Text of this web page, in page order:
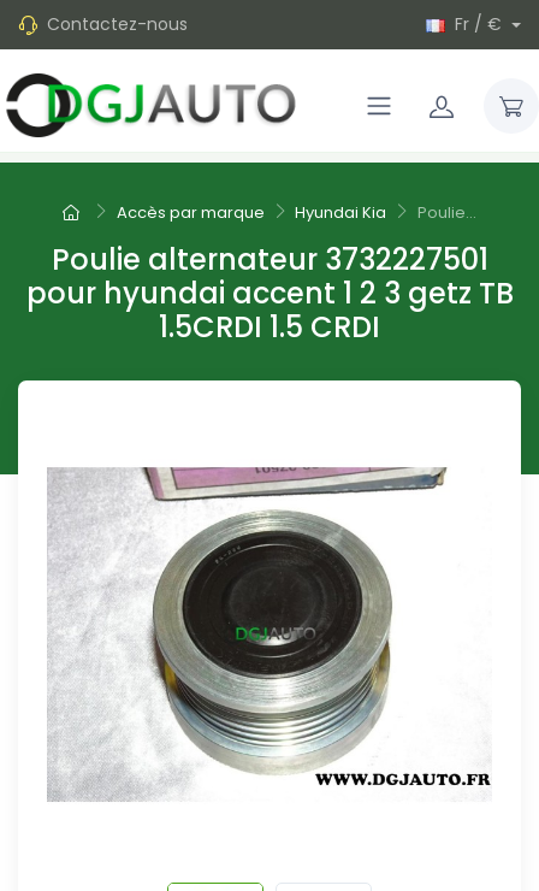
Contactez-nous Fr / €
Accès par marque Hyundai Kia Poulie...
Poulie alternateur 3732227501
pour hyundai accent 1 2 3 getz TB
1.5CRDI 1.5 CRDI